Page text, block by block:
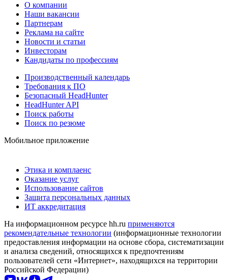
О компании
Наши вакансии
Партнерам
Реклама на сайте
Новости и статьи
Инвесторам
Кандидаты по профессиям
Производственный календарь
Требования к ПО
Безопасный HeadHunter
HeadHunter API
Поиск работы
Поиск по резюме
Мобильное приложение
Этика и комплаенс
Оказание услуг
Использование сайтов
Защита персональных данных
ИТ аккредитация
На информационном ресурсе hh.ru применяются
рекомендательные технологии (информационные технологии
предоставления информации на основе сбора, систематизации
и анализа сведений, относящихся к предпочтениям
пользователей сети «Интернет», находящихся на территории
Российской Федерации)